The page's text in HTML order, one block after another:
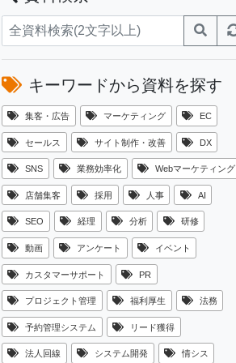
キーワードから資料を探す
集客・広告 マーケティング EC
セールス サイト制作・改善 DX
SNS 業務効率化 Webマーケティング
店舗集客 採用 人事 AI
SEO 経理 分析 研修
動画 アンケート イベント
カスタマーサポート PR
プロジェクト管理 福利厚生 法務
予約管理システム リード獲得
法人回線 システム開発 情シス